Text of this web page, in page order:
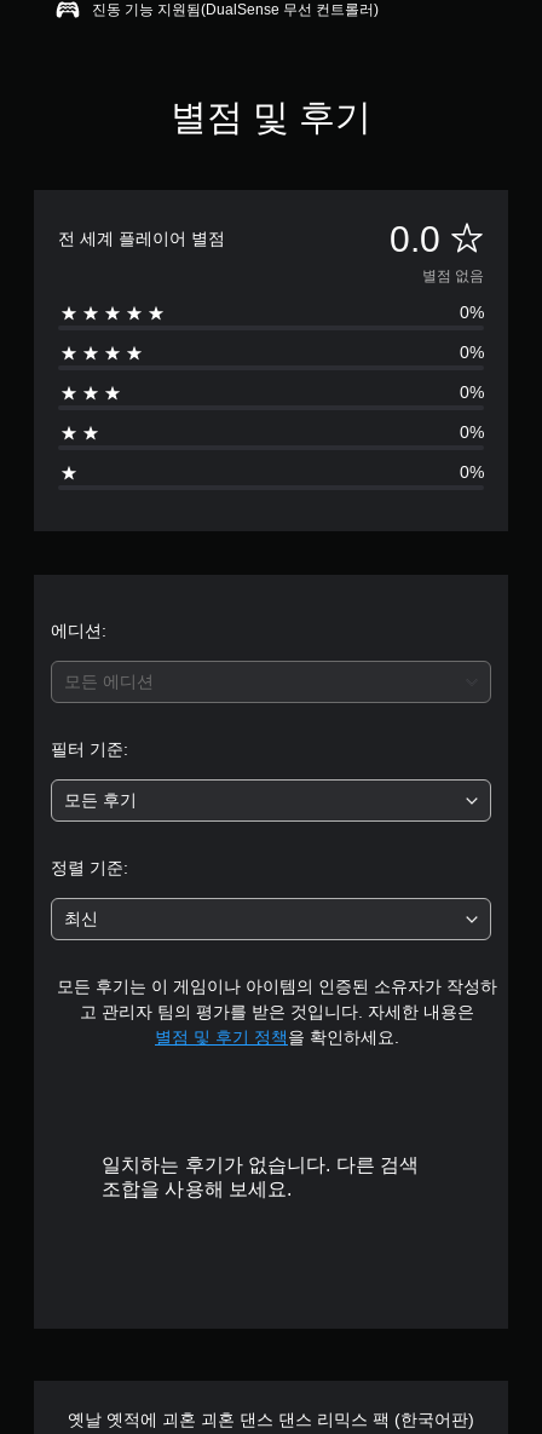
진동 기능 지원됨(DualSense 무선 컨트롤러)
별점 및 후기
전 세계 플레이어 별점 0.0 별
점
없
음
별점 없음
0%
0%
0%
0%
0%
에디션:
모든 에디션
필터 기준:
모든 후기
정렬 기준:
최신
모든 후기는 이 게임이나 아이템의 인증된 소유자가 작성하
고 관리자 팀의 평가를 받은 것입니다. 자세한 내용은
별점 및 후기 정책을 확인하세요.
일치하는 후기가 없습니다. 다른 검색
조합을 사용해 보세요.
옛날 옛적에 괴혼 괴혼 댄스 댄스 리믹스 팩 (한국어판)